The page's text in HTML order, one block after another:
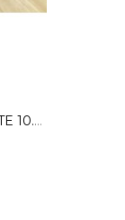
ABS Hydraulikblock VW Bora ATE 10.0204-0145.4 10.0947-0305.3 10.0208-0357.2